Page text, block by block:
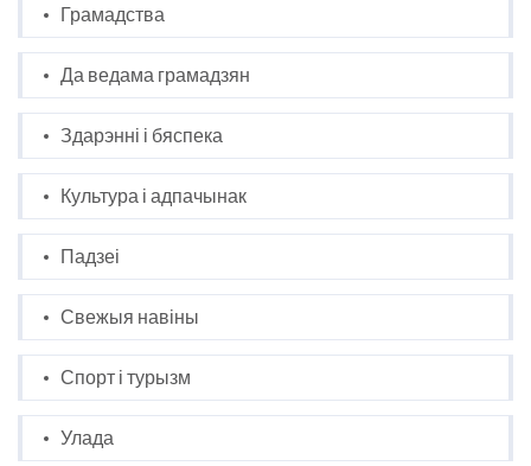
Грамадства
Да ведама грамадзян
Здарэнні і бяспека
Культура і адпачынак
Падзеі
Свежыя навіны
Спорт і турызм
Улада